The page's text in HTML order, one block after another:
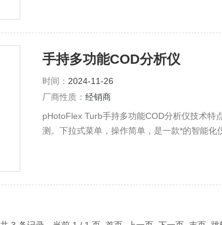
手持多功能COD分析仪
时间： 2024-11-26
厂商性质： 经销商
pHotoFlex Turb手持多功能COD分析仪技术特
测。下拉式菜单，操作简单，是一款*的智能化